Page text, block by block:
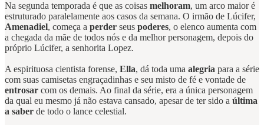
Na segunda temporada é que as coisas melhoram, um arco maior é
estruturado paralelamente aos casos da semana. O irmão de Lúcifer,
Amenadiel, começa a perder seus poderes, o elenco aumenta com
a chegada da mãe de todos nós e da melhor personagem, depois do
próprio Lúcifer, a senhorita Lopez.
A espirituosa cientista forense, Ella, dá toda uma alegria para a série
com suas camisetas engraçadinhas e seu misto de fé e vontade de
entrosar com os demais. Ao final da série, era a única personagem
da qual eu mesmo já não estava cansado, apesar de ter sido a última
a saber de todo o lance celestial.